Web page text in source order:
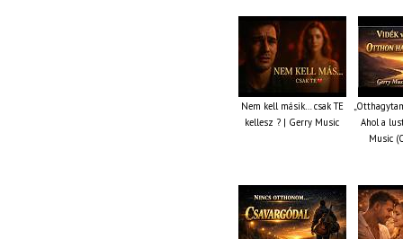
Nem kell másik… csak TE
kellesz ? | Gerry Music
Ahol a
Music